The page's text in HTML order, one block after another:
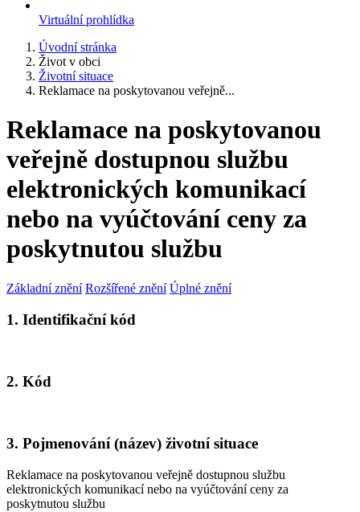
Virtuální prohlídka
Úvodní stránka
Život v obci
Životní situace
Reklamace na poskytovanou veřejně...
Reklamace na poskytovanou
veřejně dostupnou službu
elektronických komunikací
nebo na vyúčtování ceny za
poskytnutou službu
Základní znění Rozšířené znění Úplné znění
1. Identifikační kód
2. Kód
3. Pojmenování (název) životní situace
Reklamace na poskytovanou veřejně dostupnou službu
elektronických komunikací nebo na vyúčtování ceny za
poskytnutou službu